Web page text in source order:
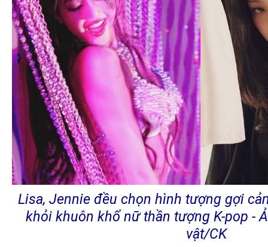
Lisa, Jennie đều chọn hình tượng gợi
khỏi khuôn khổ nữ thần tượng K-pop -
vật/CK